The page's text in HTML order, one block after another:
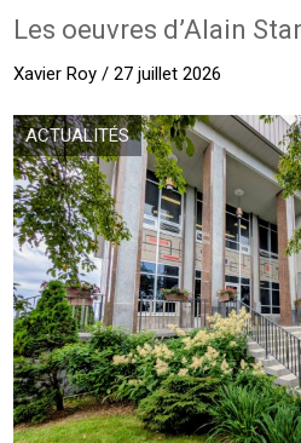
Les oeuvres d’Alain
Xavier Roy / 27 juillet 2026
ACTUALITÉS